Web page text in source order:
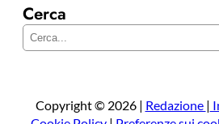
Cerca
e
a
Copyright © 2026 | Redazione |